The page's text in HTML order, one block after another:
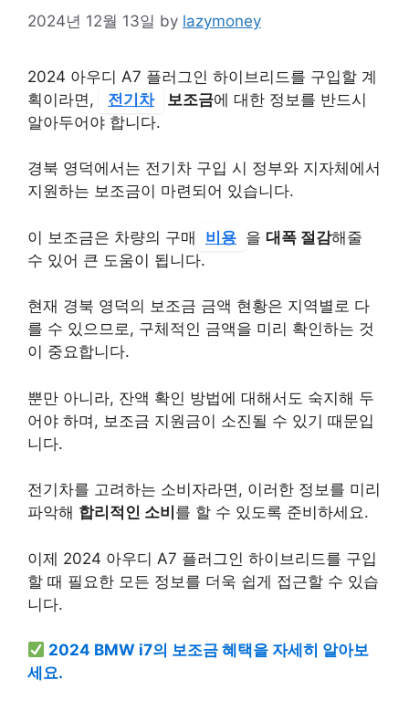
2024년 12월 13일 by lazymoney
2024 아우디 A7 플러그인 하이브리드를 구입할 계
획이라면,
전기차 보조금에 대한 정보를 반드시
알아두어야 합니다.
경북 영덕에서는 전기차 구입 시 정부와 지자체에서
지원하는 보조금이 마련되어 있습니다.
이 보조금은 차량의 구매 비용 을 대폭 절감해줄
수 있어 큰 도움이 됩니다.
현재 경북 영덕의 보조금 금액 현황은 지역별로 다
를 수 있으므로, 구체적인 금액을 미리 확인하는 것
이 중요합니다.
뿐만 아니라, 잔액 확인 방법에 대해서도 숙지해 두
어야 하며, 보조금 지원금이 소진될 수 있기 때문입
니다.
전기차를 고려하는 소비자라면, 이러한 정보를 미리
파악해 합리적인 소비 를 할 수 있도록 준비하세요.
이제 2024 아우디 A7 플러그인 하이브리드를 구입
할 때 필요한 모든 정보를 더욱 쉽게 접근할 수 있습
니다.
2024 BMW i7의 보조금 혜택을 자세히 알아보
세요.